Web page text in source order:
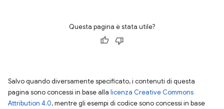
Questa pagina è stata utile?
Salvo quando diversamente specificato, i contenuti di questa
pagina sono concessi in base alla licenza Creative Commons
Attribution 4.0, mentre gli esempi di codice sono concessi in base